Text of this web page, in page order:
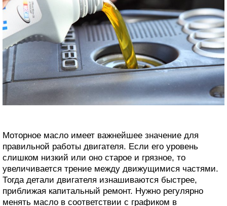
Моторное масло имеет важнейшее значение для
правильной работы двигателя. Если его уровень
слишком низкий или оно старое и грязное, то
увеличивается трение между движущимися частями.
Тогда детали двигателя изнашиваются быстрее,
приближая капитальный ремонт. Нужно регулярно
менять масло в соответствии с графиком в